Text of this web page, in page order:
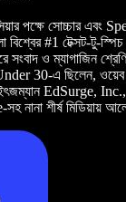
পক্ষে সোচ্চার এবং
বিশ্বের #1 টেক্সট-টু-
সংবাদ ও ম্যাগাজিন
30-এ ছিলেন,
EdSurge,
নানা শীর্ষ মিডিয়ায়